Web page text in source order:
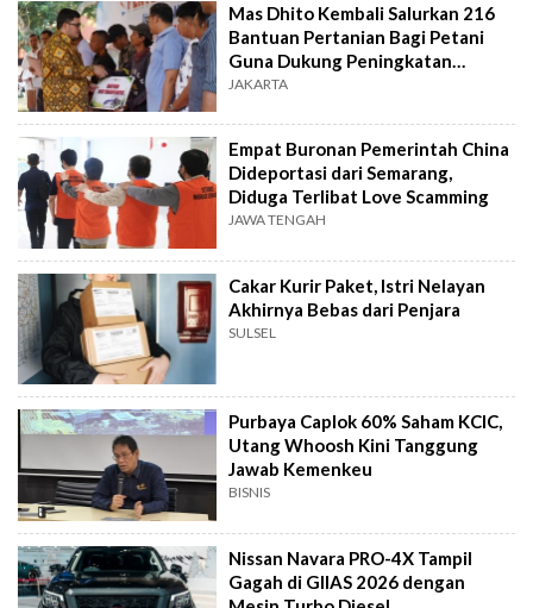
Mas Dhito Kembali Salurkan 216
Bantuan Pertanian Bagi Petani
Guna Dukung Peningkatan
Produksi
JAKARTA
Empat Buronan Pemerintah China
Dideportasi dari Semarang,
Diduga Terlibat Love Scamming
JAWA TENGAH
Cakar Kurir Paket, Istri Nelayan
Akhirnya Bebas dari Penjara
SULSEL
Purbaya Caplok 60% Saham KCIC,
Utang Whoosh Kini Tanggung
Jawab Kemenkeu
BISNIS
Nissan Navara PRO-4X Tampil
Gagah di GIIAS 2026 dengan